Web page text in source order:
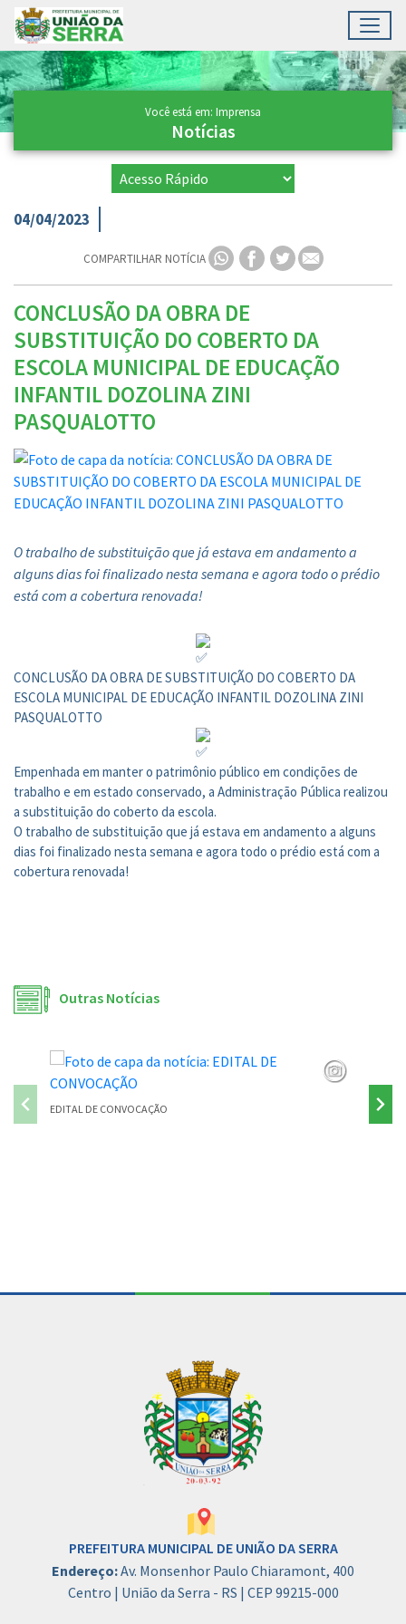
Ir para conteúdo principal
Conteúdo Principal
Você está em: Imprensa
Notícias
04/04/2023
COMPARTILHAR NOTÍCIA
CONCLUSÃO DA OBRA DE
SUBSTITUIÇÃO DO COBERTO DA
ESCOLA MUNICIPAL DE EDUCAÇÃO
INFANTIL DOZOLINA ZINI
PASQUALOTTO
O trabalho de substituição que já estava em andamento a
alguns dias foi finalizado nesta semana e agora todo o prédio
está com a cobertura renovada!
CONCLUSÃO DA OBRA DE SUBSTITUIÇÃO DO COBERTO DA
ESCOLA MUNICIPAL DE EDUCAÇÃO INFANTIL DOZOLINA ZINI
PASQUALOTTO
Empenhada em manter o patrimônio público em condições de
trabalho e em estado conservado, a Administração Pública realizou
a substituição do coberto da escola.
O trabalho de substituição que já estava em andamento a alguns
dias foi finalizado nesta semana e agora todo o prédio está com a
cobertura renovada!
Outras Notícias
EDITAL DE CONVOCAÇÃO PONTE
PREFEITURA MUNICIPAL DE UNIÃO DA SERRA
Endereço:Av. Monsenhor Paulo Chiaramont, 400
Centro | União da Serra - RS | CEP 99215-000